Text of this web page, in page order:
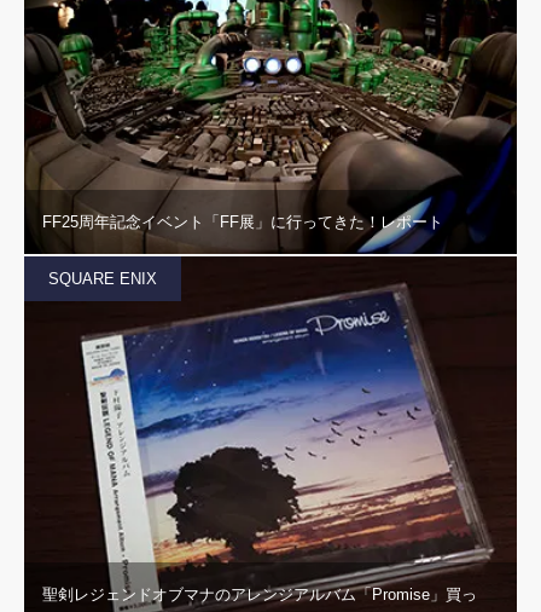
FF25周年記念イベント「FF展」に行ってきた！レポート
SQUARE ENIX
聖剣レジェンドオブマナのアレンジアルバム「Promise」買っ